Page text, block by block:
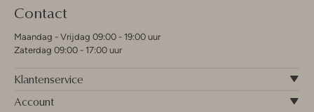
Contact
Maandag - Vrijdag 09:00 - 19:00 uur
Zaterdag 09:00 - 17:00 uur
Klantenservice
Account